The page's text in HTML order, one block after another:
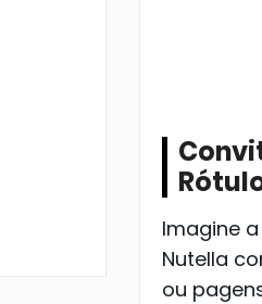
Imagine
Nutella
ou